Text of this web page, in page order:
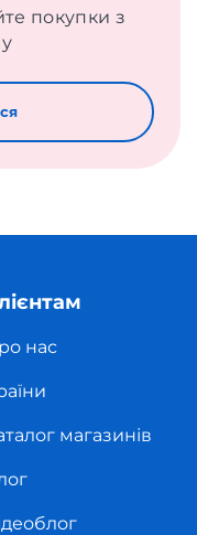
покупки з
нас
магазинів